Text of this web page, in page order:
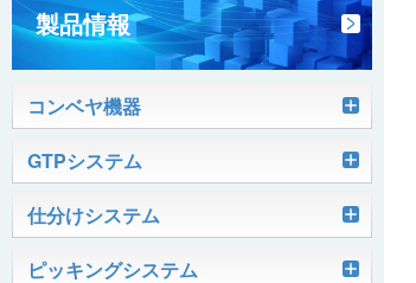
製品情報
コンベヤ機器
軽搬送コンベヤ
ベルコンミニ
ファインコンベヤ
ケース搬送コンベヤ
ユニコンV
グラビティコンベヤ
GTPシステム
Skypod®（スカイポッド）
AGVシステム
仕分けシステム
ユニソーター
ピッキングシステム